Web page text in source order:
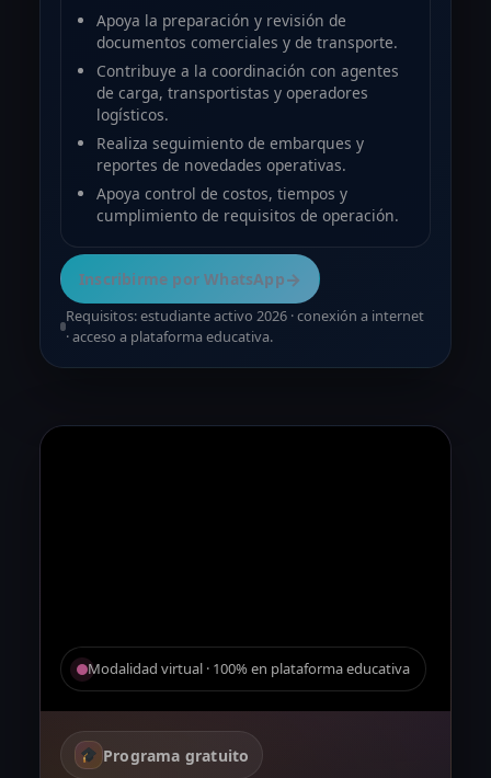
Apoya la preparación y revisión de
documentos comerciales y de transporte.
Contribuye a la coordinación con agentes
de carga, transportistas y operadores
logísticos.
Realiza seguimiento de embarques y
reportes de novedades operativas.
Apoya control de costos, tiempos y
cumplimiento de requisitos de operación.
Inscribirme por WhatsApp→
Requisitos: estudiante activo 2026 · conexión a internet
· acceso a plataforma educativa.
Modalidad virtual · 100% en plataforma educativa
Programa gratuito